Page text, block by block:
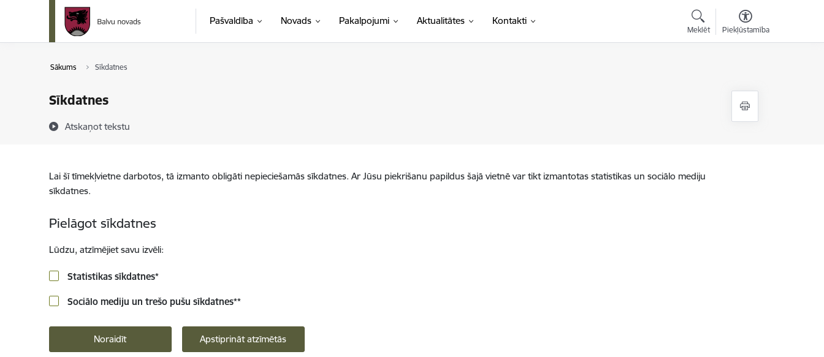
Pāriet uz lapas saturu
Pašvaldība Novads Pakalpojumi Aktualitātes Kontakti
Meklēt Piekļūstamība
Sākums Sīkdatnes
Sīkdatnes
Atskaņot tekstu
Lai šī tīmekļvietne darbotos, tā izmanto obligāti nepieciešamās sīkdatnes. Ar Jūsu piekrišanu papildus šajā vietnē var tikt izmantotas statistikas un sociālo mediju
sīkdatnes.
Pielāgot sīkdatnes
Lūdzu, atzīmējiet savu izvēli:
Statistikas sīkdatnes*
Sociālo mediju un trešo pušu sīkdatnes**
Noraidīt Apstiprināt atzīmētās